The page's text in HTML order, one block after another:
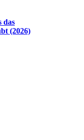
das
(2026)